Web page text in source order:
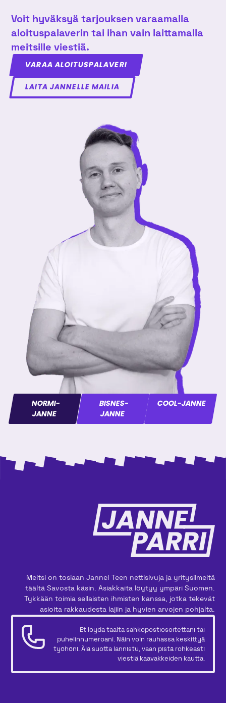
Voit hyväksyä tarjouksen varaamalla
aloituspalaverin tai ihan vain laittamalla
meitsille viestiä.
VARAA ALOITUSPALAVERI
LAITA JANNELLE MAILIA
NORMI-
JANNE
BISNES-
JANNE
COOL-JANNE
Meitsi on tosiaan Janne! Teen nettisivuja ja yritysilmeitä
täältä Savosta käsin. Asiakkaita löytyy ympäri Suomen.
Tykkään toimia sellaisten ihmisten kanssa, jotka tekevät
asioita rakkaudesta lajiin ja hyvien arvojen pohjalta.
Et löydä täältä sähköpostiosoitettani tai
puhelinnumeroani. Näin voin rauhassa keskittyä
työhöni. Älä suotta lannistu, vaan pistä rohkeasti
viestiä kaavakkeiden kautta.